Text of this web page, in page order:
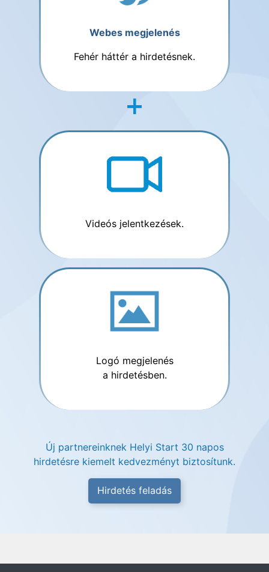
Webes megjelenés
Fehér háttér a hirdetésnek.
Videós jelentkezések.
Logó megjelenés
a hirdetésben.
Új partnereinknek Helyi Start 30 napos
hirdetésre kiemelt kedvezményt biztosítunk.
Hirdetés feladás